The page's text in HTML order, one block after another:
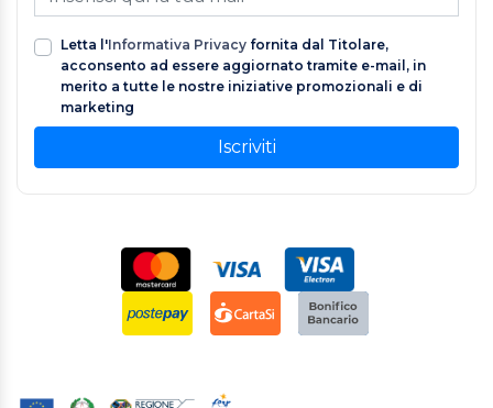
Letta l'Informativa Privacy fornita dal Titolare,
acconsento ad essere aggiornato tramite e-mail, in
merito a tutte le nostre iniziative promozionali e di
marketing
Iscriviti